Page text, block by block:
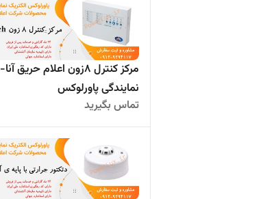
مرکز کنترل 8زون اعلام حریق آنا-
نمایندگی پاورلوکس
تماس بگیرید